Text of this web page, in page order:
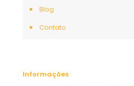
Blog
Contato
Informações